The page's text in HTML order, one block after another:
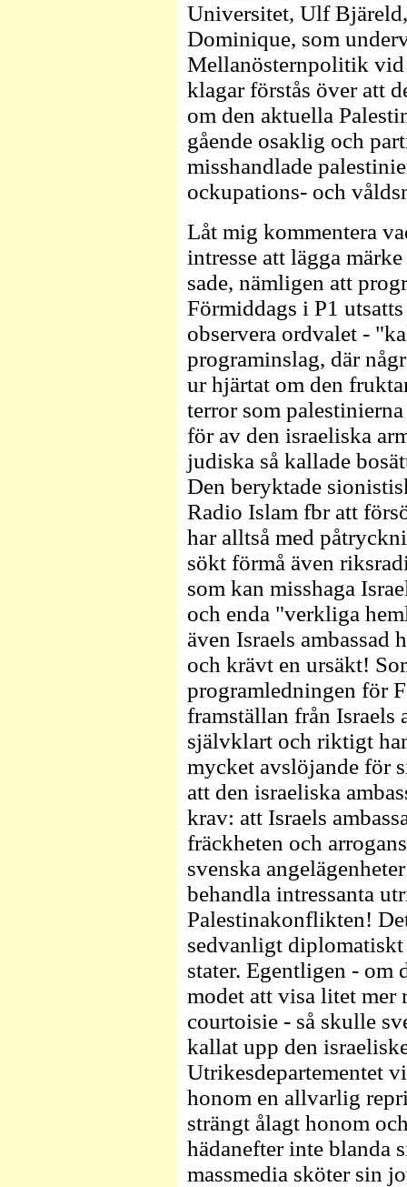
Universitet, Ulf
Dominique, som
Mellanösternpolitik
klagar förstås över att
om den aktuella
gående osaklig och
misshandlade
ockupations- och
Låt mig kommentera
intresse att lägga
sade, nämligen att
Förmiddags i P1
observera ordvalet -
programinslag, där
ur hjärtat om den
terror som
för av den israeliska
judiska så kallade
Den beryktade
Radio Islam fbr att
har alltså med
sökt förmå även
som kan misshaga
och enda "verkliga
även Israels ambassad
och krävt en ursäkt!
programledningen för
framställan från Israels
självklart och riktigt
mycket avslöjande för
att den israeliska
krav: att Israels
fräckheten och
svenska
behandla intressanta
Palestinakonflikten!
sedvanligt
stater. Egentligen - om
modet att visa litet
courtoisie - så skulle
kallat upp den
Utrikesdepartementet
honom en allvarlig
strängt ålagt honom
hädanefter inte blanda
massmedia sköter sin